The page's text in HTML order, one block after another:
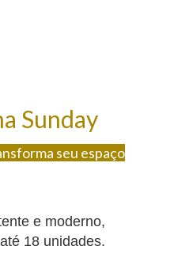
Sunday
seu espaço
e moderno,
18 unidades.